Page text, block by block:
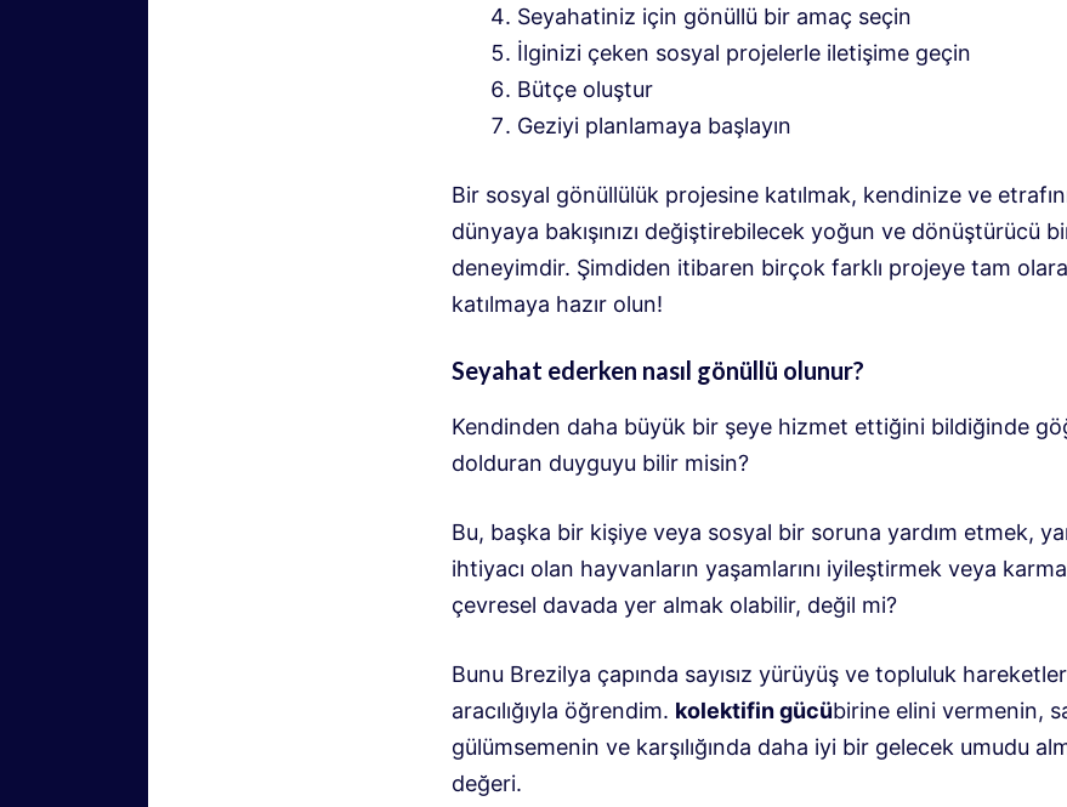
Seyahatiniz için gönüllü bir amaç seçin
İlginizi çeken sosyal projelerle iletişime geçin
Bütçe oluştur
Geziyi planlamaya başlayın
Bir sosyal gönüllülük projesine katılmak, kendinize ve
dünyaya bakışınızı değiştirebilecek yoğun ve dönüştürücü
deneyimdir. Şimdiden itibaren birçok farklı projeye tam
katılmaya hazır olun!
Seyahat ederken nasıl gönüllü olunur?
Kendinden daha büyük bir şeye hizmet ettiğini bildiğinde
dolduran duyguyu bilir misin?
Bu, başka bir kişiye veya sosyal bir soruna yardım etmek,
ihtiyacı olan hayvanların yaşamlarını iyileştirmek veya
çevresel davada yer almak olabilir, değil mi?
Bunu Brezilya çapında sayısız yürüyüş ve topluluk
aracılığıyla öğrendim. kolektifin gücübirine elini vermenin,
gülümsemenin ve karşılığında daha iyi bir gelecek umudu
değeri.